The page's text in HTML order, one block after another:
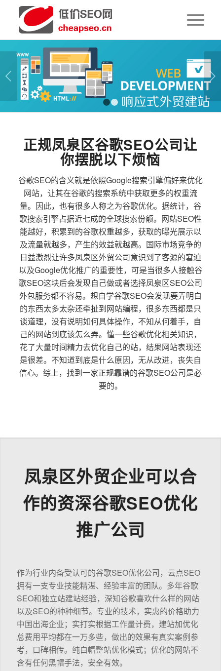
下一页
1 2
正规凤泉区谷歌SEO公司让
你摆脱以下烦恼
谷歌SEO的含义就是依照Google搜索引擎偏好来优化
网站，让其在谷歌的搜索系统中获取更多的权重流
量。因此，也有很多人称之为谷歌优化。据统计，谷
歌搜索引擎占据近七成的全球搜索份额。网站SEO性
能越好，积累到的谷歌权重越多，获取的曝光展示以
及流量就越多，产生的效益就越高。国际市场竞争的
日益激烈让许多凤泉区外贸公司意识到了客源的窘迫
以及Google优化推广的重要性，可是当很多人接触谷
歌SEO这块后会发现自己做或者选择凤泉区SEO公司
外包服务都不容易。想自学谷歌SEO会发现要弄明白
的东西太多太杂还牵扯到网站编程，很多东西都是只
谈道理，没有说明如何具体操作，不知从何着手，自
己的网站到底该怎么弄。懂一些谷歌优化相关知识，
花了大量时间精力去优化自己的站，结果网站表现还
是很差。不知道到底是什么原因，无从改进，丧失自
信心。综上，找到一家正规靠谱的谷歌SEO公司是必
要的。
凤泉区外贸企业可以合
作的资深谷歌SEO优化
推广公司
作为行业内备受认可的谷歌SEO优化公司，云点SEO
拥有一支专业技能精湛、经验丰富的团队。多年谷歌
SEO和独立站建站经验，深知谷歌喜欢什么样的网站
以及SEO的种种细节。专业的技术，实惠的价格助力
中国出海企业；实打实根据工作量计费，建站加优化
总费用平均都在一万多些，做出的效果有真实案例参
考，口碑相传。纯白帽整站优化模式；优化的网站不
含有任何黑帽手法，安全有效。